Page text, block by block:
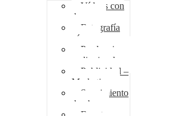
Vídeos con
drones
Fotografía
aérea
Producciones
audiovisuales
Publicidad –
Marketing
Seguimiento
de obra